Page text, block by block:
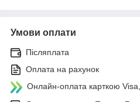
Умови оплати
Післяплата
Оплата на рахунок
Онлайн-оплата карткою